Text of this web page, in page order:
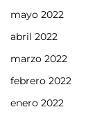
mayo 2022
abril 2022
marzo 2022
febrero 2022
enero 2022